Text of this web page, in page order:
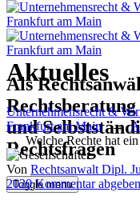
Als
und
Rechtsfragen
Toggle menu
Aktuelles
Unternehmensrecht &
Frankfurt am Main →
→ Welche Rechte hat
Author
Von Rechtsanwalt Dipl.
2020 Kommentar abgeben